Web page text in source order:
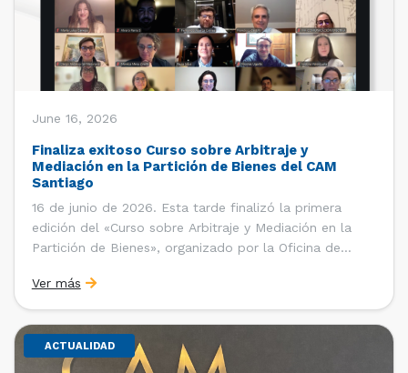
June 16, 2026
Finaliza exitoso Curso sobre Arbitraje y
Mediación en la Partición de Bienes del CAM
Santiago
16 de junio de 2026. Esta tarde finalizó la primera
edición del «Curso sobre Arbitraje y Mediación en la
Partición de Bienes», organizado por la Oficina de
Arbitraje y Mediación (CAM) de la Cámara de Comercio
de Santiago (CCS). El curso contó con […]
Ver más
ACTUALIDAD